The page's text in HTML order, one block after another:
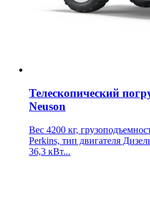
Телескопический
Neuson
Вес 4200 кг,
Perkins, тип двигателя
36,3 кВт...